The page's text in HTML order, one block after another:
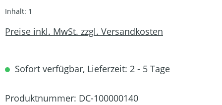
Inhalt: 1
Preise inkl. MwSt. zzgl. Versandkosten
Sofort verfügbar, Lieferzeit: 2 - 5 Tage
Produktnummer: DC-100000140